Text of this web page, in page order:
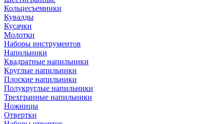
Кольцесъемники
Кувалды
Кусачки
Молотки
Наборы инструментов
Напильники
Квадратные напильники
Круглые напильники
Плоские напильники
Полукруглые напильники
Трехгранные напильники
Ножницы
Отвертки